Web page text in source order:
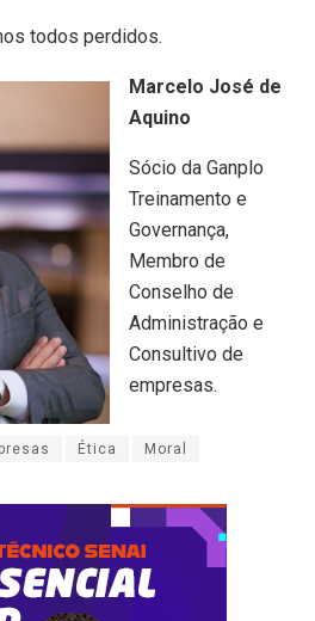
todos perdidos.
Marcelo José de
Aquino
Sócio da Ganplo
Treinamento e
Governança,
Membro de
Conselho de
Administração e
Consultivo de
empresas.
Ética Moral